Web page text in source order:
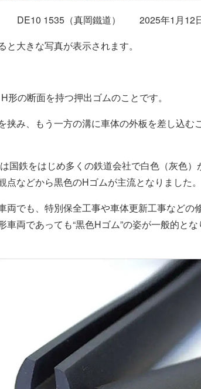
DE10 1535（真岡鐵道） 2025年1月12
大きな写真が表示されます。
形の断面を持つ押出ゴムのことです。
挟み、もう一方の溝に車体の外板を差し込む
国鉄をはじめ多くの鉄道会社で白色（灰色
点などから黒色のHゴムが主流となりました。
両でも、特別保全工事や車体更新工事などの
両であっても“黒色Hゴム”の姿が一般的とな